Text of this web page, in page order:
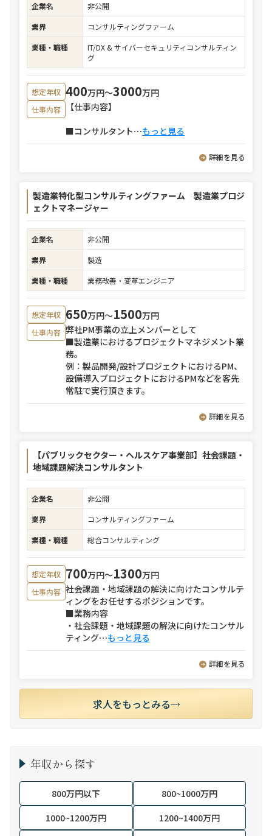
企業名
非公開
業界
コンサルティングファーム
業種・職種
IT/DX & サイバーセキュリティコンサルティン
グ
想定年収 400万円〜3000万円
仕事内容
【仕事内容】
■コンサルタント⋯もっと見る
詳細を見る
製造業特化型コンサルティングファーム 製造業プロジ
ェクトマネージャー
企業名
非公開
業界
製造
業種・職種
業務改善・変革エンジニア
想定年収 650万円〜1500万円
仕事内容 弊社PM事業の立上メンバーとして
■製造業におけるプロジェクトマネジメント業
務。
例：製品開発/設計プロジェクトにおけるPM、
設備導入プロジェクトにおけるPMなどを客先
常駐で実行頂きます。
詳細を見る
【パブリックセクター・ヘルスケア事業部】社会課題・
地域課題解決コンサルタント
企業名
非公開
業界
コンサルティングファーム
業種・職種
総合コンサルティング
想定年収 700万円〜1300万円
仕事内容 社会課題・地域課題の解決に向けたコンサルテ
ィングをお任せするポジションです。
■業務内容
・社会課題・地域課題の解決に向けたコンサル
ティング⋯もっと見る
詳細を見る
求人をもっとみる
年収から探す
800万円以下
800~1000万円
1000~1200万円
1200~1400万円